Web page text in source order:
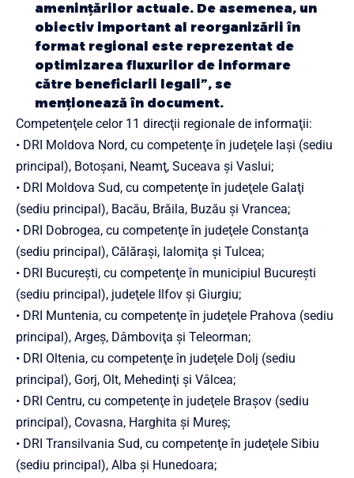
ameninţărilor actuale. De asemenea, un
obiectiv important al reorganizării în
format regional este reprezentat de
optimizarea fluxurilor de informare
către beneficiarii legali”, se
menționează în document.
Competenţele celor 11 direcţii regionale de informaţii:
• DRI Moldova Nord, cu competenţe în judeţele Iaşi (sediu
principal), Botoşani, Neamţ, Suceava şi Vaslui;
• DRI Moldova Sud, cu competenţe în judeţele Galaţi
(sediu principal), Bacău, Brăila, Buzău şi Vrancea;
• DRI Dobrogea, cu competenţe în judeţele Constanţa
(sediu principal), Călăraşi, Ialomiţa şi Tulcea;
• DRI Bucureşti, cu competenţe în municipiul Bucureşti
(sediu principal), judeţele Ilfov şi Giurgiu;
• DRI Muntenia, cu competenţe în judeţele Prahova (sediu
principal), Argeş, Dâmboviţa şi Teleorman;
• DRI Oltenia, cu competenţe în judeţele Dolj (sediu
principal), Gorj, Olt, Mehedinţi şi Vâlcea;
• DRI Centru, cu competenţe în judeţele Braşov (sediu
principal), Covasna, Harghita şi Mureş;
• DRI Transilvania Sud, cu competenţe în judeţele Sibiu
(sediu principal), Alba şi Hunedoara;